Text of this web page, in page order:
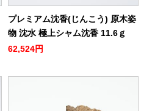
プレミアム沈香(じんこう) 原木姿
物 沈水 極上シャム沈香 11.6ｇ
62,524円